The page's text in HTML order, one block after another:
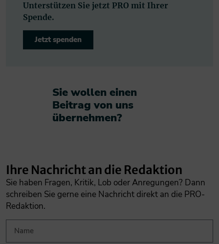
Unterstützen Sie jetzt PRO mit Ihrer
Spende.
Jetzt spenden
Sie wollen einen
Beitrag von uns
übernehmen?​
Ihre Nachricht an die Redaktion
Sie haben Fragen, Kritik, Lob oder Anregungen? Dann
schreiben Sie gerne eine Nachricht direkt an die PRO-
Redaktion.